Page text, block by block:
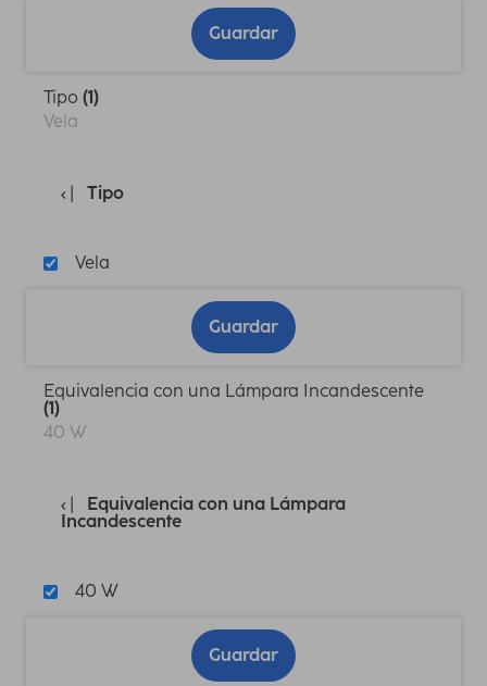
Guardar
Tipo (1)
Vela
Tipo
Vela
Guardar
Equivalencia con una Lámpara Incandescente
(1)
40 W
Equivalencia con una Lámpara
Incandescente
40 W
Guardar